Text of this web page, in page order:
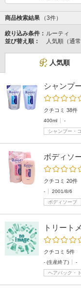
商品検索結果 （3件）
絞り込み条件： ルーティ
並び替え順：
人気順（通常
人気順
シャンプ
クチコミ 38件
400ml
-
シャンプー・
ボディソ
クチコミ 20件
-
2001/8/6
ボディソープ
トリート
クチコミ 5件
- (生産終了)
-
ヘアパック・